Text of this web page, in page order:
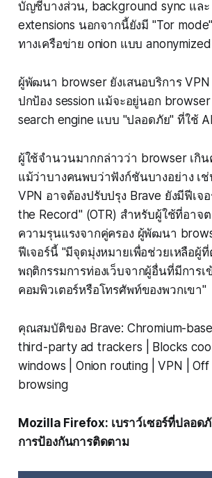
บัญชีบางส่วน, background sync และ
extensions นอกจากนี้ยังมี "Tor
ทางเครือข่าย onion แบบ anonymized
ผู้พัฒนา browser ยังเสนอบริการ
ปกป้อง session แม้จะอยู่นอก
search engine แบบ "ปลอดภัย" ที่ใช้ AI
ผู้ใช้จำนวนมากกล่าวว่า browser เกิ
แม้ว่าบางคนพบว่าฟังก์ชันบางอย่าง เ
VPN อาจต้องปรับปรุง Brave ยังมีฟีเจ
the Record" (OTR) สำหรับผู้ใช้ที่อาจ
ความรุนแรงจากคู่ครอง ผู้พัฒนา
ฟีเจอร์นี้ "มีจุดมุ่งหมายเพื่อช่วยเหลือผู้
พฤติกรรมการท่องเว็บจากผู้อื่นที่มีการเ
คอมพิวเตอร์หรือโทรศัพท์ของพวกเขา"
คุณสมบัติของ Brave: Chromium-
third-party ad trackers | Blocks
windows | Onion routing | VPN |
browsing
Mozilla Firefox: เบราว์เซอร์ที่ปลอด
การป้องกันการติดตาม